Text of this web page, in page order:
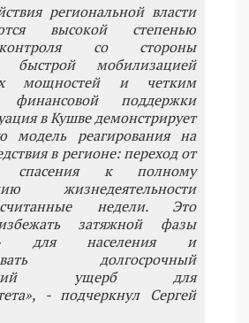
региональной власти
высокой степенью
со стороны
быстрой мобилизацией
мощностей и четким
финансовой поддержки
в Кушве демонстрирует
модель реагирования на
в регионе: переход от
спасения к полному
жизнедеятельности
недели. Это
затяжной фазы
для населения и
долгосрочный
ущерб для
- подчеркнул Сергей